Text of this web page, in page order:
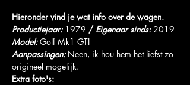
Hieronder vind je wat info over de wagen.
Productiejaar: 1979 / Eigenaar sinds: 2019
Model: Golf Mk1 GTI
Aanpassingen: Neen, ik hou hem het liefst zo
origineel mogelijk.
Extra foto's: